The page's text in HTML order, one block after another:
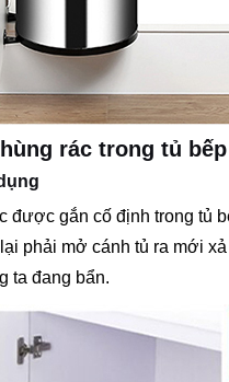
rác trong tủ bếp
gắn cố định trong tủ
phải mở cánh tủ ra mới
ta đang bẩn.